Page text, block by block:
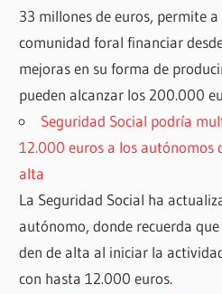
33 millones de euros, permite
comunidad foral financiar
mejoras en su forma de
pueden alcanzar los 200.000
Seguridad Social podría
12.000 euros a los autónomos
alta
La Seguridad Social ha
autónomo, donde recuerda
den de alta al iniciar la
con hasta 12.000 euros.